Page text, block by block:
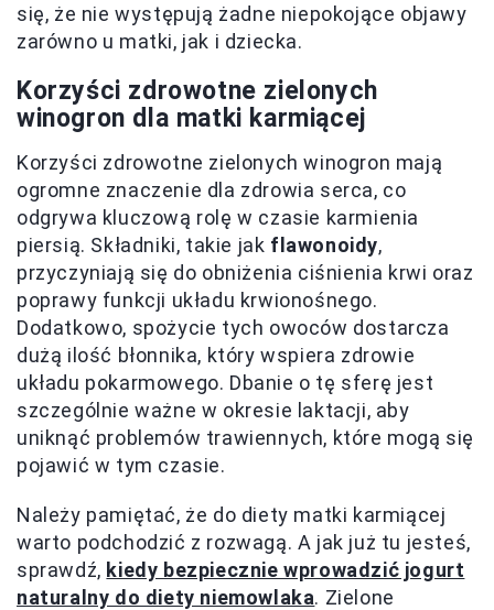
się, że nie występują żadne niepokojące objawy
zarówno u matki, jak i dziecka.
Korzyści zdrowotne zielonych
winogron dla matki karmiącej
Korzyści zdrowotne zielonych winogron mają
ogromne znaczenie dla zdrowia serca, co
odgrywa kluczową rolę w czasie karmienia
piersią. Składniki, takie jak flawonoidy,
przyczyniają się do obniżenia ciśnienia krwi oraz
poprawy funkcji układu krwionośnego.
Dodatkowo, spożycie tych owoców dostarcza
dużą ilość błonnika, który wspiera zdrowie
układu pokarmowego. Dbanie o tę sferę jest
szczególnie ważne w okresie laktacji, aby
uniknąć problemów trawiennych, które mogą się
pojawić w tym czasie.
Należy pamiętać, że do diety matki karmiącej
warto podchodzić z rozwagą. A jak już tu jesteś,
sprawdź, kiedy bezpiecznie wprowadzić jogurt
naturalny do diety niemowlaka. Zielone